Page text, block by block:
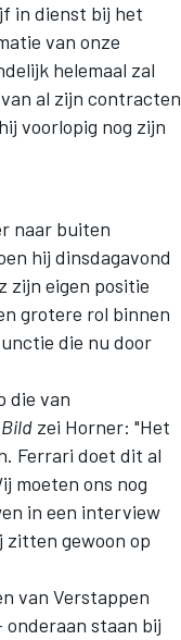
in dienst bij het
van onze
helemaal zal
al zijn contracten
voorlopig nog zijn
naar buiten
hij dinsdagavond
zijn eigen positie
grotere rol binnen
die nu door
die van
zei Horner: "Het
Ferrari doet dit al
moeten ons nog
in een interview
zitten gewoon op
van Verstappen
staan bij